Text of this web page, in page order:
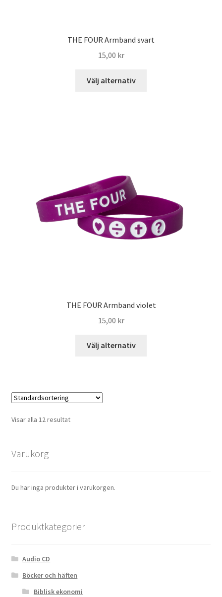
THE FOUR Armband svart
15,00 kr
Välj alternativ
THE FOUR Armband violet
15,00 kr
Välj alternativ
Visar alla 12 resultat
Varukorg
Du har inga produkter i varukorgen.
Produktkategorier
Audio CD
Böcker och häften
Biblisk ekonomi